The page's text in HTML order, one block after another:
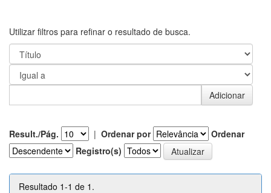
Utilizar filtros para refinar o resultado de busca.
Result./Pág. | Ordenar por
Ordenar
Registro(s)
Resultado 1-1 de 1.